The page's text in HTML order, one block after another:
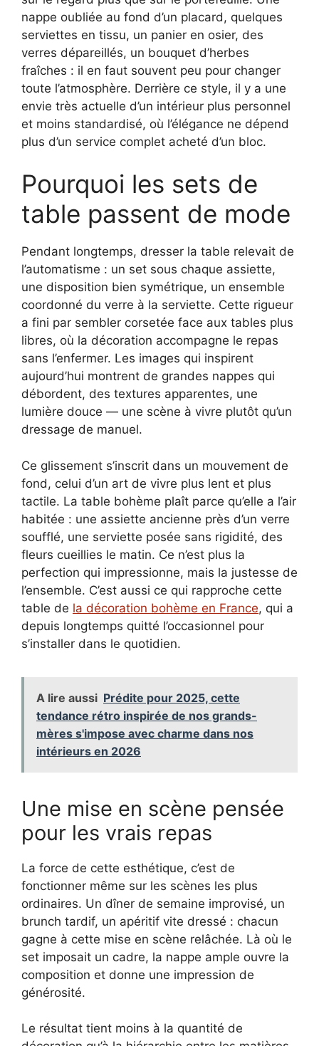
nappe oubliée au fond d’un placard, quelques
serviettes en tissu, un panier en osier, des
verres dépareillés, un bouquet d’herbes
fraîches : il en faut souvent peu pour changer
toute l’atmosphère. Derrière ce style, il y a une
envie très actuelle d’un intérieur plus personnel
et moins standardisé, où l’élégance ne dépend
plus d’un service complet acheté d’un bloc.
Pourquoi les sets de
table passent de mode
Pendant longtemps, dresser la table relevait de
l’automatisme : un set sous chaque assiette,
une disposition bien symétrique, un ensemble
coordonné du verre à la serviette. Cette rigueur
a fini par sembler corsetée face aux tables plus
libres, où la décoration accompagne le repas
sans l’enfermer. Les images qui inspirent
aujourd’hui montrent de grandes nappes qui
débordent, des textures apparentes, une
lumière douce — une scène à vivre plutôt qu’un
dressage de manuel.
Ce glissement s’inscrit dans un mouvement de
fond, celui d’un art de vivre plus lent et plus
tactile. La table bohème plaît parce qu’elle a l’air
habitée : une assiette ancienne près d’un verre
soufflé, une serviette posée sans rigidité, des
fleurs cueillies le matin. Ce n’est plus la
perfection qui impressionne, mais la justesse de
l’ensemble. C’est aussi ce qui rapproche cette
table de la décoration bohème en France, qui a
depuis longtemps quitté l’occasionnel pour
s’installer dans le quotidien.
A lire aussi Prédite pour 2025, cette
tendance rétro inspirée de nos grands-
mères s'impose avec charme dans nos
intérieurs en 2026
Une mise en scène pensée
pour les vrais repas
La force de cette esthétique, c’est de
fonctionner même sur les scènes les plus
ordinaires. Un dîner de semaine improvisé, un
brunch tardif, un apéritif vite dressé : chacun
gagne à cette mise en scène relâchée. Là où le
set imposait un cadre, la nappe ample ouvre la
composition et donne une impression de
générosité.
Le résultat tient moins à la quantité de